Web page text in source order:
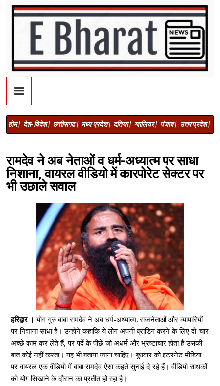
होम | देश-विदेश | छत्तीसगढ | मध्य प्रदेश | दतिया | ग्वालियर | पंजाब | उत्तर प्रदेश |
रामदेव ने अब नेताओं व धर्म-अध्यात्म पर साधा
निशाना, वायरल वीडियो में कारपोरेट सेक्टर पर
भी उछाले सवाल
हरिद्वार । योग गुरु बाबा रामदेव ने अब धर्म-अध्यात्म, राजनेताओं और व्यापारियों
पर निशाना साधा है। उन्होंने कहाकि ये लोग अपनी ब्रांडिंग करने के लिए दो-चार
अच्छे काम कर लेते हैं, पर पर्दे के पीछे जो अधर्म और भ्रष्टाचार होता है उसकी
बात कोई नहीं करता। यह भी बताया जाना चाहिए। बुधवार को इंटरनेट मीडिया
पर वायरल एक वीडियो में बाबा रामदेव ऐसा कहते सुनाई दे रहे हैं। वीडियो साधकों
को योग सिखाने के दौरान का प्रतीत हो रहा है।